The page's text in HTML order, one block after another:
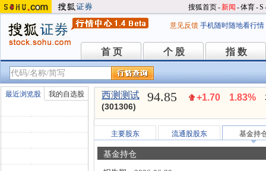
搜狐首页-新闻 -体育-S
意见反馈 手机随时随地看行情
首 页
首 页 个 股
个 股 指 数
指 数
最近浏览股 我的自选股 西测测试
(301306)
94.85 +1.70 1.83%
主要股东 流通股股东 基金持
基金持仓